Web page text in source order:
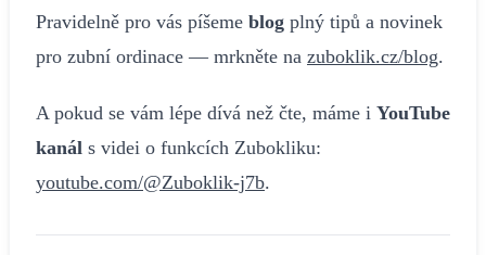
Pravidelně pro vás píšeme blog plný tipů a novinek
pro zubní ordinace — mrkněte na zuboklik.cz/blog.
A pokud se vám lépe dívá než čte, máme i YouTube
kanál s videi o funkcích Zubokliku:
youtube.com/@Zuboklik-j7b.